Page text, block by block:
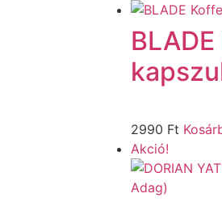
2990 Ft
Akció!